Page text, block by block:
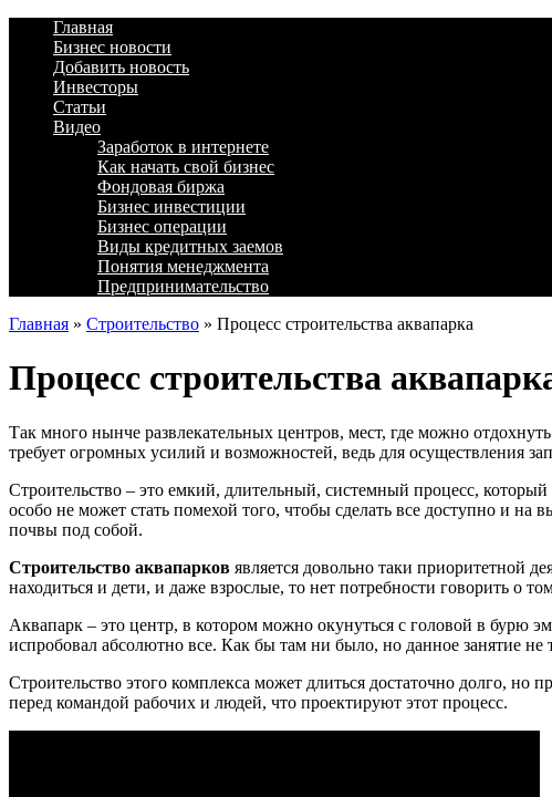
Главная
Бизнес новости
Добавить новость
Инвесторы
Статьи
Видео
Заработок в интернете
Как начать свой бизнес
Фондовая биржа
Бизнес инвестиции
Бизнес операции
Виды кредитных заемов
Понятия менеджмента
Предпринимательство
Главная » Строительство » Процесс строительства аквапарка
Процесс строительства
Так много нынче развлекательных центров, мест, где можно
требует огромных усилий и возможностей, ведь для осуществления
Строительство – это емкий, длительный, системный процесс,
особо не может стать помехой того, чтобы сделать все доступно и
почвы под собой.
Строительство аквапарков является довольно таки приоритетной
находиться и дети, и даже взрослые, то нет потребности говорить о
Аквапарк – это центр, в котором можно окунуться с головой в бурю
испробовал абсолютно все. Как бы там ни было, но данное занятие
Строительство этого комплекса может длиться достаточно долго,
перед командой рабочих и людей, что проектируют этот процесс.